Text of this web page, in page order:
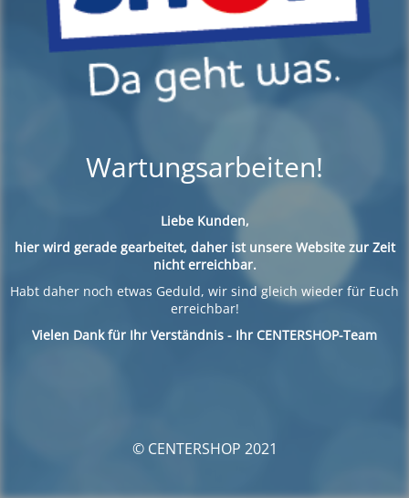
Wartungsarbeiten!
Liebe Kunden,
hier wird gerade gearbeitet, daher ist unsere Website zur Zeit
nicht erreichbar.
Habt daher noch etwas Geduld, wir sind gleich wieder für Euch
erreichbar!
Vielen Dank für Ihr Verständnis - Ihr CENTERSHOP-Team
© CENTERSHOP 2021